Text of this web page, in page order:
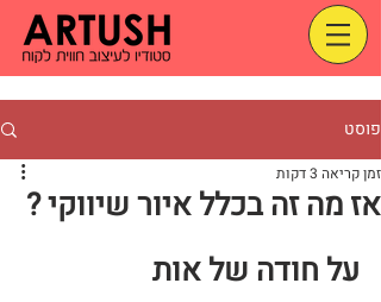
פוסט
אז מה זה בכלל איור שיווקי ?
זמן קריאה 3 דקות
על חודה של אות ​